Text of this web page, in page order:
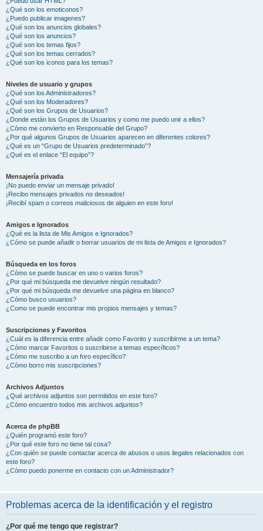
¿Qué son los emoticonos?
¿Puedo publicar imagenes?
¿Qué son los anuncios globales?
¿Qué son los anuncios?
¿Qué son los temas fijos?
¿Qué son los temas cerrados?
¿Qué son los iconos para los temas?
Niveles de usuario y grupos
¿Qué son los Administradores?
¿Qué son los Moderadores?
¿Qué son los Grupos de Usuarios?
¿Donde están los Grupos de Usuarios y como me puedo unir a ellos?
¿Cómo me convierto en Responsable del Grupo?
¿Por qué algunos Grupos de Usuarios aparecen en diferentes colores?
¿Qué es un “Grupo de Usuarios predeterminado”?
¿Qué es el enlace “El equipo”?
Mensajería privada
¡No puedo enviar un mensaje privado!
¡Recibo mensajes privados no deseados!
¡Recibí spam o correos maliciosos de alguien en este foro!
Amigos e Ignorados
¿Qué es la lista de Mis Amigos e Ignorados?
¿Cómo se puede añadir o borrar usuarios de mi lista de Amigos e Ignorados?
Búsqueda en los foros
¿Cómo se puede buscar en uno o varios foros?
¿Por qué mi búsqueda me devuelve ningún resultado?
¿Por qué mi búsqueda me devuelve una página en blanco?
¿Cómo busco usuarios?
¿Como se puede encontrar mis propios mensajes y temas?
Suscripciones y Favoritos
¿Cuál es la diferencia entre añadir como Favorito y suscribirme a un tema?
¿Cómo marcar Favoritos o suscribirse a temas específicos?
¿Cómo me suscribo a un foro específico?
¿Cómo borro mis suscripciones?
Archivos Adjuntos
¿Qué archivos adjuntos son permitidos en este foro?
¿Cómo encuentro todos mis archivos adjuntos?
Acerca de phpBB
¿Quién programó este foro?
¿Por qué este foro no tiene tal cosa?
¿Con quién se puede contactar acerca de abusos o usos ilegales relacionados con
este foro?
¿Cómo puedo ponerme en contacto con un Administrador?
Problemas acerca de la identificación y el registro
¿Por qué me tengo que registrar?